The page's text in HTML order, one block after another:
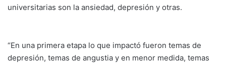
universitarias son la ansiedad, depresión y otras.
“En una primera etapa lo que impactó fueron temas de
depresión, temas de angustia y en menor medida, temas